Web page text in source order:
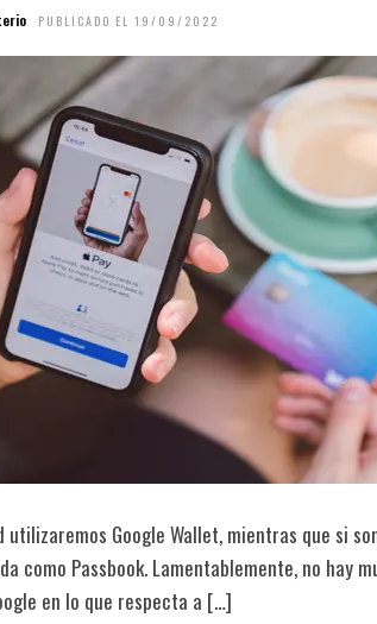
PUBLICADO EL 19/09/2022
utilizaremos Google Wallet, mientras que si
como Passbook. Lamentablemente, no hay
en lo que respecta a […]